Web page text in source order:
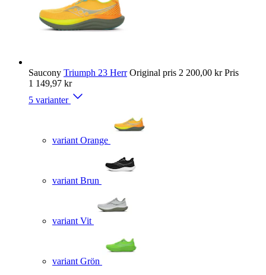
Saucony Triumph 23 Herr Original pris 2 200,00 kr Pris
1 149,97 kr
5 varianter
variant Orange
variant Brun
variant Vit
variant Grön